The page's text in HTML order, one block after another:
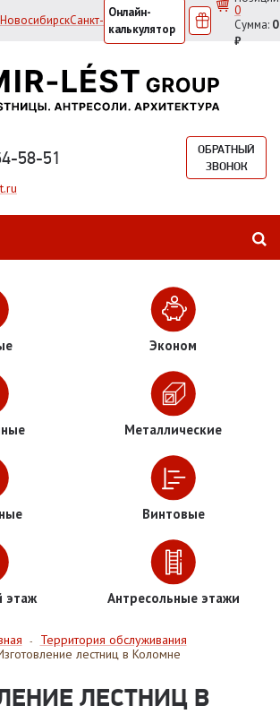
НовосибирскСанкт-
Онлайн-
калькулятор
0
Сумма: 0
₽
58-51
ОБРАТНЫЙ
ЗВОНОК
Эконом
Металлические
Винтовые
этаж Антресольные этажи
- Территория обслуживания
лестниц в Коломне
ЛЕСТНИЦ В